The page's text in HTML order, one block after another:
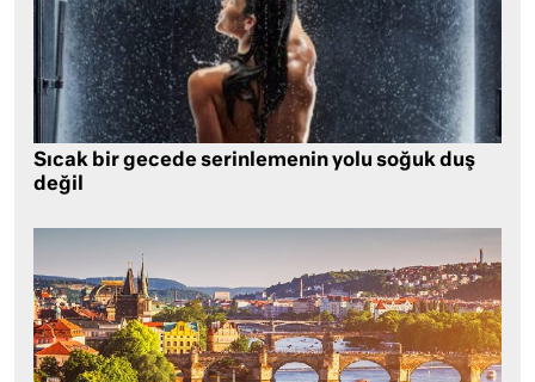
Sıcak bir gecede serinlemenin yolu soğuk duş
değil